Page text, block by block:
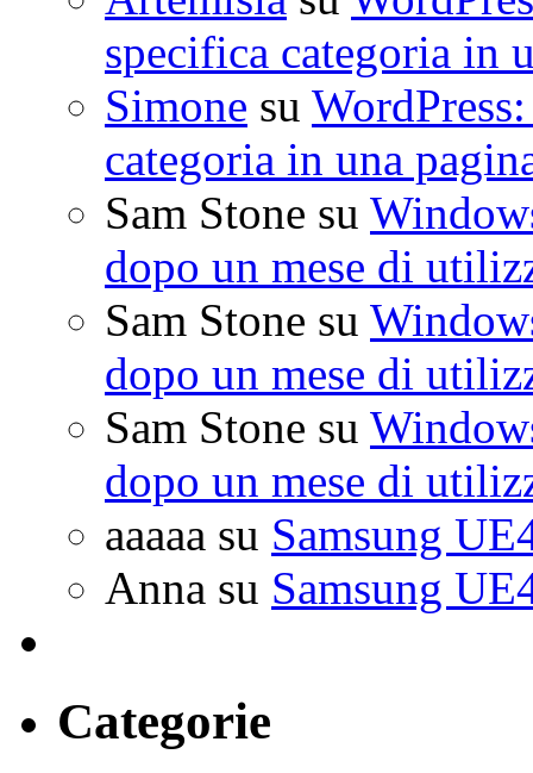
specifica categoria in
Simone su
categoria in una
Sam Stone su
dopo un mese di
Sam Stone su
dopo un mese di
Sam Stone su
dopo un mese di
aaaaa su Samsung
Anna su Samsung
Categorie